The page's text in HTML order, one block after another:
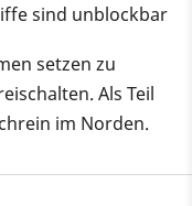
sind unblockbar
setzen zu
Als Teil
im Norden.